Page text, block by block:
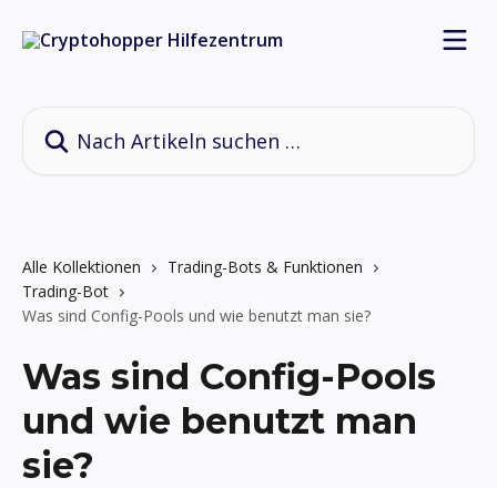
Alle Kollektionen
Trading-Bots & Funktionen
Trading-Bot
Was sind Config-Pools und wie benutzt man sie?
Was sind Config-Pools
und wie benutzt man
sie?